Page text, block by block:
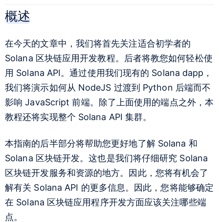
概述
在今天的文章中，我们将首先关注适合初学者的
Solana 区块链应用开发教程。后者将教您如何轻松使
用 Solana API。通过使用我们现有的 Solana dapp，
我们将演示如何从 NodeJS 过渡到 Python 后端而不
影响 JavaScript 前端。除了上面使用的端点之外，本
教程还将实现整个 Solana API 集群。
本指南的后半部分将帮助您更好地了解 Solana 和
Solana 区块链开发。这也是我们将仔细研究 Solana
区块链开发服务和资源的地方。因此，您将有机会了
解有关 Solana API 的更多信息。因此，您将能够确定
在 Solana 区块链应用程序开发方面应该关注哪些端
点。